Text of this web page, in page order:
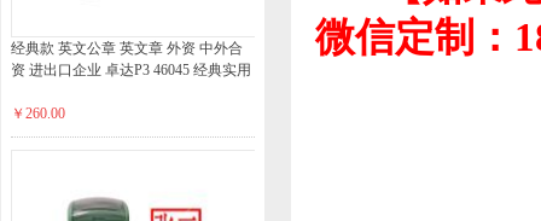
经典款 英文公章 英文章 外资 中外合
资 进出口企业 卓达P3 46045 经典实用
￥260.00
微信定制：